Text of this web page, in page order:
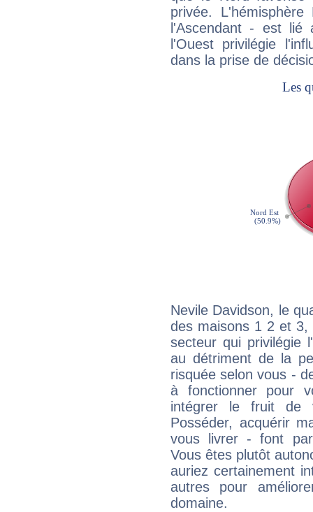
privée.
l'Ascendant - est
l'Ouest privilégie
dans la prise de
Nevile Davidson, le
des maisons 1 2 et
secteur qui privilégie
au détriment de la
risquée selon vous -
à fonctionner pour
intégrer le fruit de
Posséder, acquérir
vous livrer - font
Vous êtes plutôt
auriez certainement
autres pour
domaine.